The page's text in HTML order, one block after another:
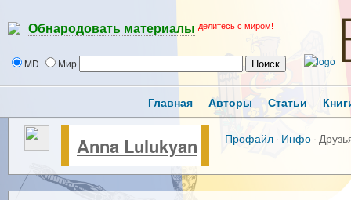
Обнародовать материалы делитесь с миром!
MD Мир
Главная Авторы Статьи
Anna Lulukyan Профайл· Инфо·